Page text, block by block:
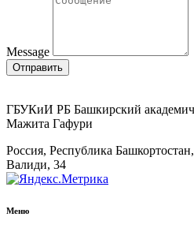
Message
Отправить
ГБУКиИ РБ Башкирский
Мажита Гафури
Россия, Республика
Валиди, 34
Меню